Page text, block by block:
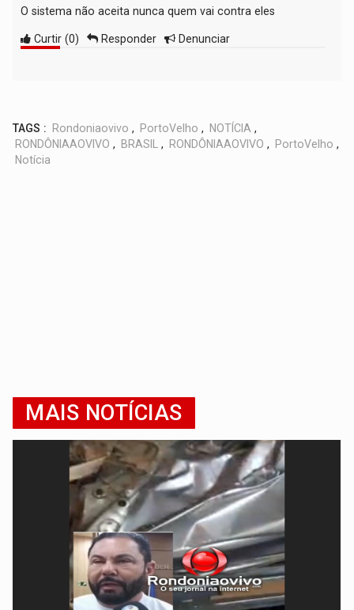
O sistema não aceita nunca quem vai contra eles
Curtir (0) Responder Denunciar
TAGS : Rondoniaovivo , PortoVelho , NOTÍCIA ,
RONDÔNIAAOVIVO , BRASIL , RONDÔNIAAOVIVO , PortoVelho ,
Notícia
MAIS NOTÍCIAS